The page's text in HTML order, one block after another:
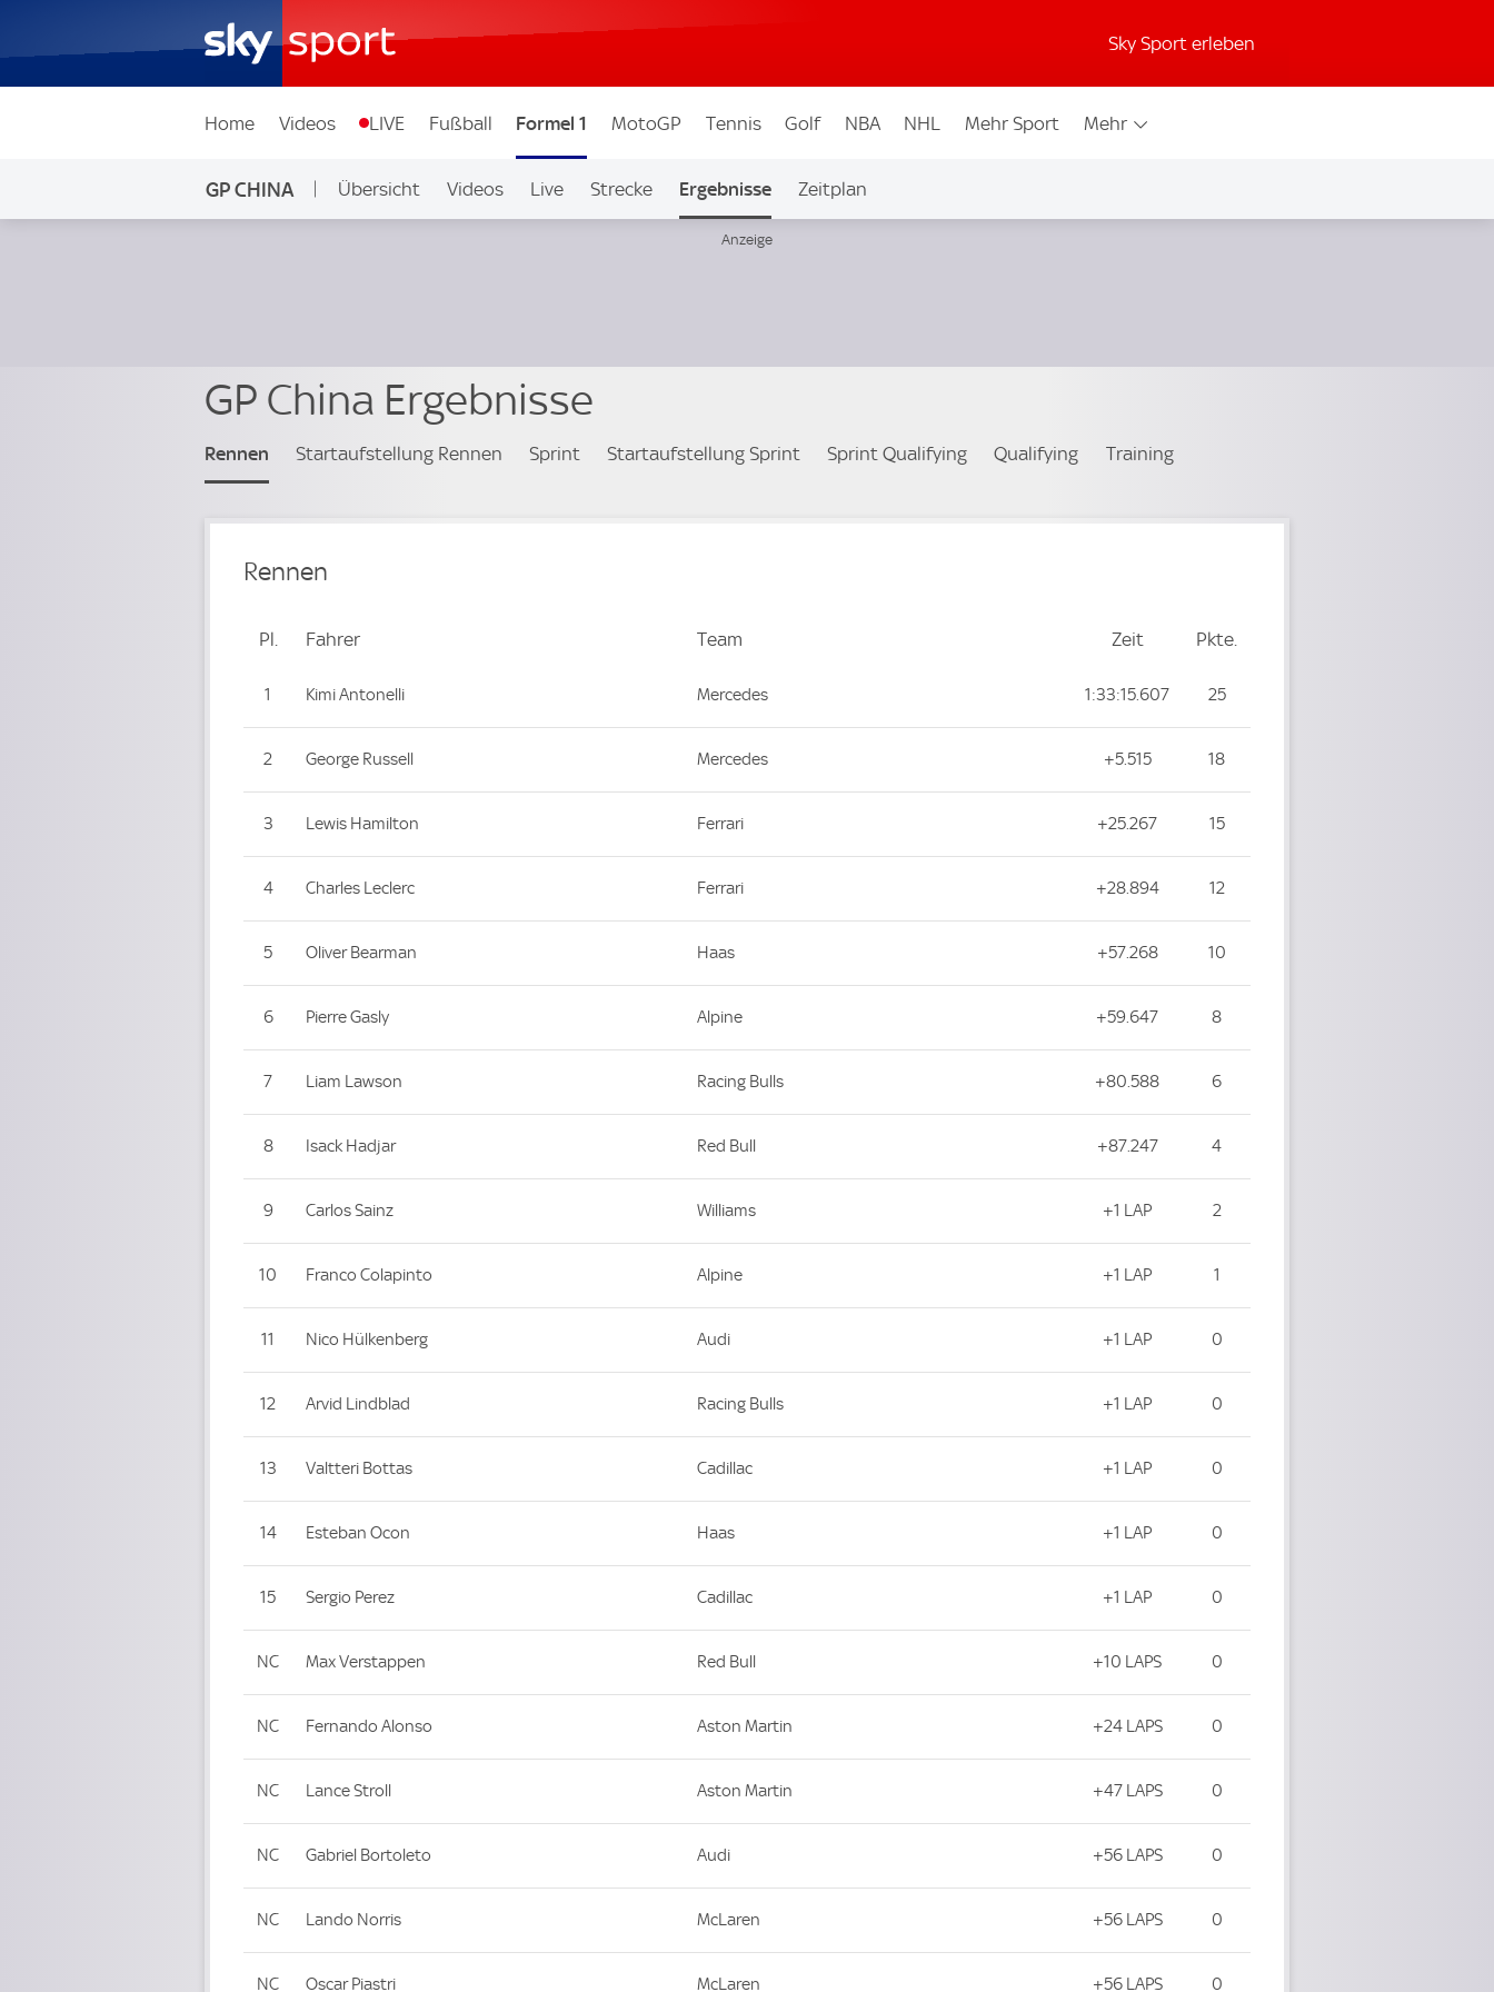
Sky Sport erleben
Home Videos LIVE Fußball Formel 1 MotoGP Tennis Golf NBA NHL Mehr Sport Mehr
GP CHINA Übersicht Videos Live Strecke Ergebnisse Zeitplan
GP China Ergebnisse
Rennen Startaufstellung Rennen Sprint Startaufstellung Sprint Sprint Qualifying Qualifying Training
Rennen
Pl.PlatzFahrer Team ZeitZeit Pkte.
1 Kimi Antonelli Mercedes 1:33:15.607 25
2 George Russell Mercedes +5.515 18
3 Lewis Hamilton Ferrari +25.267 15
4 Charles Leclerc Ferrari +28.894 12
5 Oliver Bearman Haas +57.268 10
6 Pierre Gasly Alpine +59.647 8
7 Liam Lawson Racing Bulls +80.588 6
8 Isack Hadjar Red Bull +87.247 4
9 Carlos Sainz Williams +1 LAP 2
10 Franco Colapinto Alpine +1 LAP 1
11 Nico Hülkenberg Audi +1 LAP 0
12 Arvid Lindblad Racing Bulls +1 LAP 0
13 Valtteri Bottas Cadillac +1 LAP 0
14 Esteban Ocon Haas +1 LAP 0
15 Sergio Perez Cadillac +1 LAP 0
NC Max Verstappen Red Bull +10 LAPS 0
NC Fernando Alonso Aston Martin +24 LAPS 0
NC Lance Stroll Aston Martin +47 LAPS 0
NC Gabriel Bortoleto Audi +56 LAPS 0
NC Lando Norris McLaren +56 LAPS 0
NC Oscar Piastri McLaren +56 LAPS 0